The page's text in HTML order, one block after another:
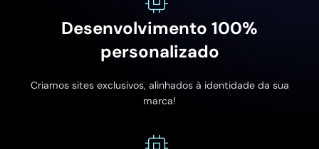
Desenvolvimento 100%
personalizado
Criamos sites exclusivos, alinhados à identidade da sua
marca!